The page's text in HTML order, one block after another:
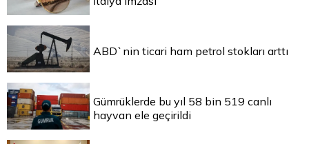
ABD`nin ticari ham petrol stokları arttı
Gümrüklerde bu yıl 58 bin 519 canlı
hayvan ele geçirildi